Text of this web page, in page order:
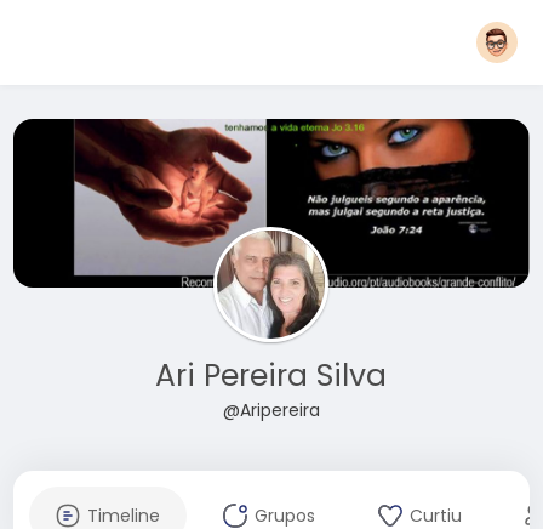
Ari Pereira Silva
@Aripereira
Timeline Grupos Curtiu